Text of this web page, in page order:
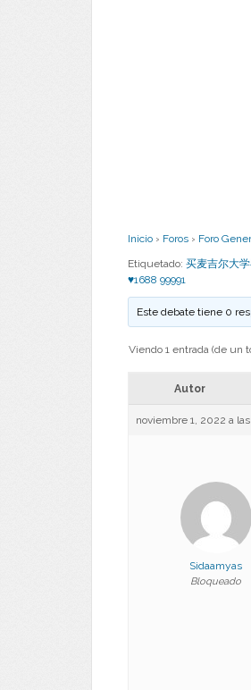
Inicio › Foros › Foro
Etiquetado: 买麦吉尔大
♥1688 99991
Este debate tiene 0
Viendo 1 entrada (de un
Autor
noviembre 1, 2022 a las
Sidaamyas
Bloqueado